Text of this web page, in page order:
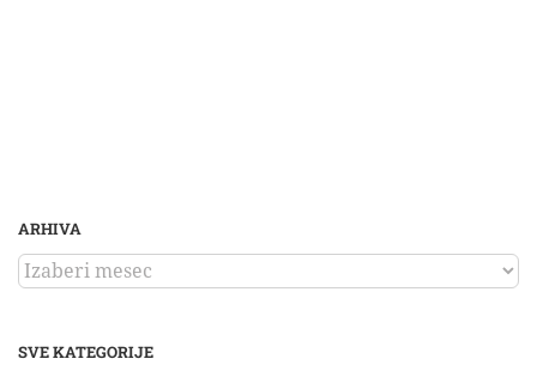
ARHIVA
ARHIVA
SVE KATEGORIJE